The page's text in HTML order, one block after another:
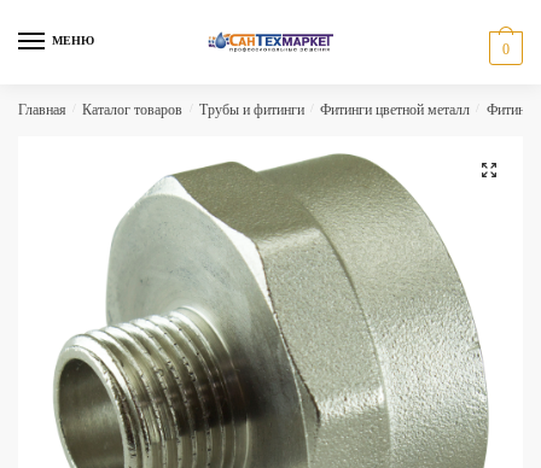
МЕНЮ
0
Главная Каталог товаров Трубы и фитинги Фитинги цветной металл Фитинги
🔍